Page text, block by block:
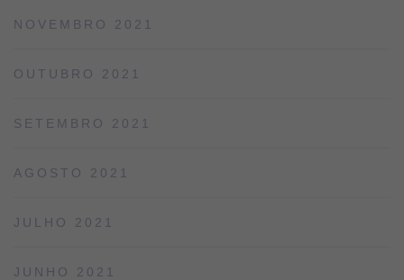
NOVEMBRO 2021
OUTUBRO 2021
SETEMBRO 2021
AGOSTO 2021
JULHO 2021
JUNHO 2021